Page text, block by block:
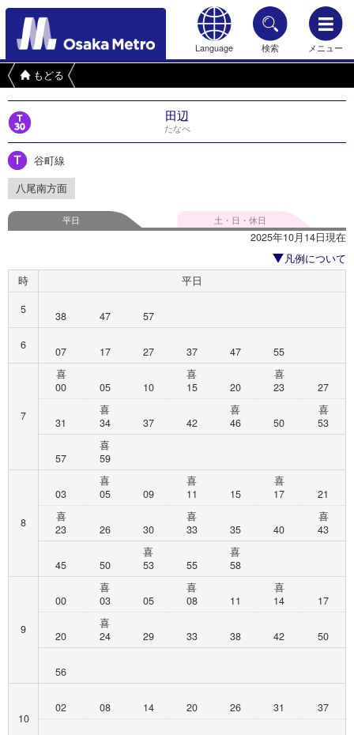
Language 検索 メニュー
もどる
田辺
たなべ
谷町線
八尾南方面
平日 土・日・休日
2025年10月14日現在
凡例について
時
平日
5
38 47
57
6
07 17 27 37 47 55
7
喜
00
05 10
喜
15
20
喜
23
27
31
喜
34
37 42
喜
46
50
喜
53
57
喜
59
8
03
喜
05
09
喜
11
15
喜
17
21
喜
23
26 30
喜
33
35 40
喜
43
45 50
喜
53
55
喜
58
9
00
喜
03
05
喜
08
11
喜
14
17
20
喜
24
29 33 38 42 50
56
10
02 08 14 20 26 31 37